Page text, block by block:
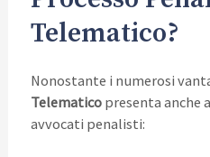
Telematico?
Nonostante i numerosi
Telematicopresenta anche
avvocati penalisti: